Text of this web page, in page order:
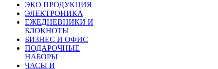
ЭКО ПРОДУКЦИЯ
ЭЛЕКТРОНИКА
ЕЖЕДНЕВНИКИ И
БЛОКНОТЫ
БИЗНЕС И ОФИС
ПОДАРОЧНЫЕ
НАБОРЫ
ЧАСЫ И